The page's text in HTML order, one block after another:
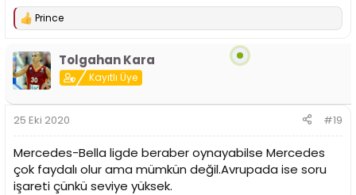
T
p
k
i
l
:
Prince
Tolgahan Kara
Kayıtlı Üye
25 Eki 2020 #19
Mercedes-Bella ligde beraber oynayabilse Mercedes
çok faydalı olur ama mümkün değil.Avrupada ise soru
işareti çünkü seviye yüksek.